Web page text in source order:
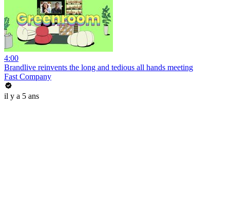
4:00
Brandlive reinvents the long and tedious all hands meeting
Fast Company
il y a 5 ans